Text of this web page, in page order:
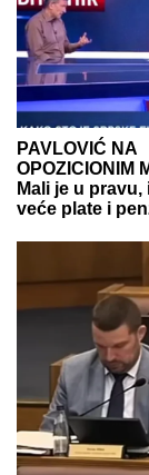
PAVLOVIĆ NA
OPOZICIONIM
Mali je u pravu,
veće plate i